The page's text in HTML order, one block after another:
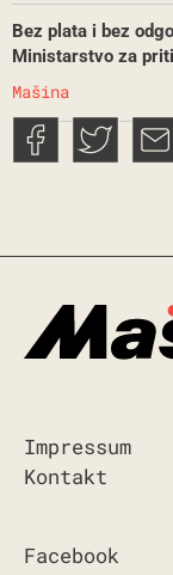
Bez plata i bez
Ministarstvo za
Mašina
Impressum
Kontakt
Facebook